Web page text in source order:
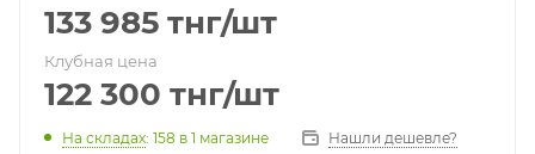
133 985 тнг/шт
Клубная цена
122 300 тнг/шт
На складах: 158 в 1 магазине Нашли дешевле?